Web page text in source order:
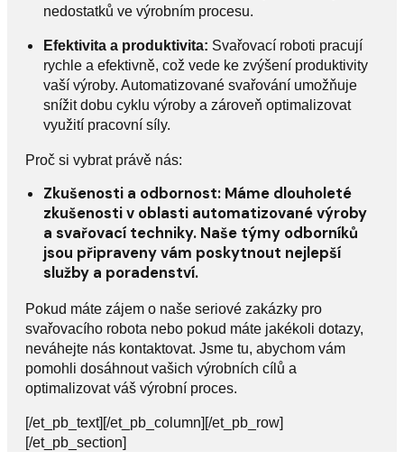
nedostatků ve výrobním procesu.
Efektivita a produktivita: Svařovací roboti pracují
rychle a efektivně, což vede ke zvýšení produktivity
vaší výroby. Automatizované svařování umožňuje
snížit dobu cyklu výroby a zároveň optimalizovat
využití pracovní síly.
Proč si vybrat právě nás:
Zkušenosti a odbornost: Máme dlouholeté
zkušenosti v oblasti automatizované výroby
a svařovací techniky. Naše týmy odborníků
jsou připraveny vám poskytnout nejlepší
služby a poradenství.
Pokud máte zájem o naše seriové zakázky pro
svařovacího robota nebo pokud máte jakékoli dotazy,
neváhejte nás kontaktovat. Jsme tu, abychom vám
pomohli dosáhnout vašich výrobních cílů a
optimalizovat váš výrobní proces.
[/et_pb_text][/et_pb_column][/et_pb_row]
[/et_pb_section]